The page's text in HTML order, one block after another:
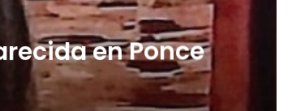
amplía el
Oral con
familias,